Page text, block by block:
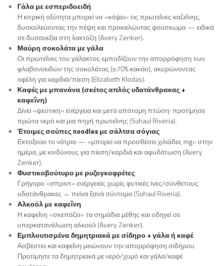
Γάλα με εσπεριδοειδή
Η κιτρική οξύτητα μπορεί να «κόψει» τις πρωτεΐνες καζεΐνης,
δυσκολεύοντας την πέψη και προκαλώντας φούσκωμα — ειδικά
σε δυσανεξία στη λακτόζη (Avery Zenker).
Μαύρη σοκολάτα με γάλα
Οι πρωτεΐνες του γάλακτος εμποδίζουν την απορρόφηση των
φλαβονοειδών της σοκολάτας (≥70% κακάο), ακυρώνοντας
οφέλη για καρδιά/πίεση (Elizabeth Klodas).
Καφές με μπανάνα (σκέτος απλός υδατάνθρακας +
καφεΐνη)
Δίνει «ψεύτικη» ενέργεια και μετά απότομη πτώση· προτίμησε
πρώτα νερό και μια πηγή πρωτεΐνης (Suhaul Riveria).
Έτοιμες σούπες noodles με σάλτσα σόγιας
Εκτοξεύει το νάτριο — «μπορεί να προσθέσει χιλιάδες mg» στην
ημέρα, με κινδύνους για πίεση/καρδιά και αφυδάτωση (Avery
Zenker).
Φυστικοβούτυρο με ρυζογκοφρέτες
Γρήγορο «σπριντ» ενέργειας χωρίς φυτικές ίνες/σύνθετους
υδατάνθρακες → πείνα ξανά σύντομα (Suhaul Riveria).
Αλκοόλ με καφεΐνη
Η καφεΐνη «σκεπάζει» τα σημάδια μέθης και οδηγεί σε
υπερκατανάλωση αλκοόλ (Avery Zenker).
Εμπλουτισμένα δημητριακά με σίδηρο + γάλα ή καφέ
Ασβέστιο και καφεΐνη μειώνουν την απορρόφηση σιδήρου.
Προτίμησε τα δημητριακά με νερό/χυμό και γάλα/καφέ